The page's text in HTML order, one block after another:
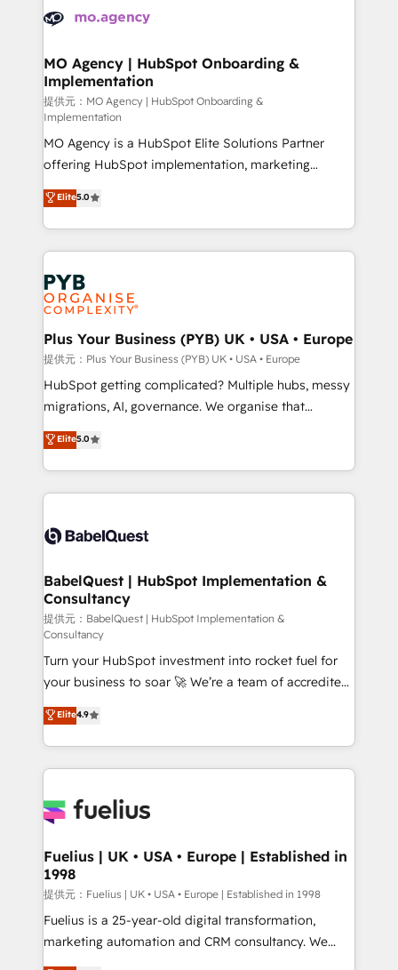
services are offered in both English & French.
WordPress and legacy CRMs, turning fragmented
architectures that accelerate revenue operations and
performance. - Multi-object CRM migration, cleanup,
and implementation. - Pre-built and custom
integrations across your full tech stack. - Custom
object setup, CMS builds, and full-funnel automation.
- Dashboards, lifecycle campaigns, and lead
nurturing sequences. - Cross-hub setup across
Marketing, Sales, Operations, and Service Hubs. -
Ongoing optimization, managed support, and
scalable retainers. Let’s make HubSpot your most
powerful growth engine. Built to convert, scale, and
drive results.
MO Agency | HubSpot Onboarding &
Implementation
提供元：MO Agency | HubSpot Onboarding &
Implementation
MO Agency is a HubSpot Elite Solutions Partner
offering HubSpot implementation, marketing
automation, CRM and RevOps consulting, B2B SEO,
paid media, content marketing, AEO and GEO (AI
search optimisation), and HubSpot Content Hub and
WordPress development. We work with enterprise
and growth-led companies across technology,
professional services, financial services and
industrial sectors. Offices in Johannesburg, Cape
Town, Dubai & London. 500+ HubSpot CRM
implementations delivered. AI visibility coverage
across ChatGPT, Claude, Perplexity, Gemini and
Google AI Overviews. HubSpot Impact Award -
Innovation HubSpot Impact Award - Platform
Migration Excellence HubSpot Impact Award -
accreditations with HubSpot.
Elite5.0
Plus Your Business (PYB) UK • USA • Europe
提供元：Plus Your Business (PYB) UK • USA • Europe
HubSpot getting complicated? Multiple hubs, messy
migrations, AI, governance. We organise that
complexity, so your team can put HubSpot to work...
Welcome to our Profile! We help with: • CRM
implementation, reports, workflows, and team
training • CRM migration from Salesforce, Pipedrive,
custom API integrations with ERP (and other
operations A little about us: • Boutique 'Elite' team of
12 • 150+ clients across Sales Hub, Marketing Hub,
Service Hub, Data Hub and CMS • ISO/IEC
27001:2022, ISO 9001:2015, and ISO 42001:2023
certified - the AI management standard • GuardHub:
our AI governance framework, built on ISO 42001
Ready for the next step? Click the 👈 '𝗖𝗼𝗻𝘁𝗮𝗰𝘁
𝗯𝘂𝘀𝗶𝗻𝗲𝘀𝘀' button to get in touch (𝘸𝘦'𝘳𝘦 𝘴𝘶𝘱𝘦𝘳
𝘳𝘦𝘴𝘱𝘰𝘯𝘴𝘪𝘷𝘦)
Elite5.0
BabelQuest | HubSpot Implementation &
Consultancy
提供元：BabelQuest | HubSpot Implementation &
Consultancy
Turn your HubSpot investment into rocket fuel for
your business to soar 🚀 We’re a team of accredited
HubSpot experts ready to help you. We can
implement the platform into complex business
environments, optimise what you've got and make
sure you can actually use it, build your website in
for you and execute it on HubSpot. We are on the
framework, meaning we've been accredited by
HubSpot and vetted by the CCS, which means we
can support public sector companies as well the
other ones listed in our profile. Our services: -
HubSpot implementation - HubSpot CMS website
Elite4.9
Fuelius | UK • USA • Europe | Established in
1998
提供元：Fuelius | UK • USA • Europe | Established in 1998
Fuelius is a 25-year-old digital transformation,
marketing automation and CRM consultancy. We
enable mid-market and enterprise clients to